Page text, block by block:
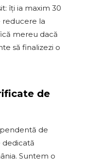
îți ia maxim 30
reducere la
mereu dacă
să finalizezi o
de
de
dedicată
Suntem o